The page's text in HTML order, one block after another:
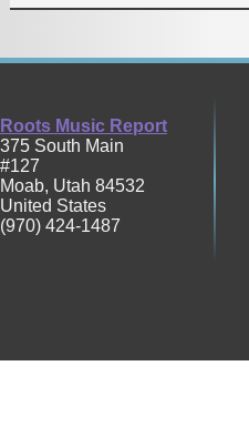
Roots Music Report
375 South Main
#127
Moab, Utah 84532
United States
(970) 424-1487